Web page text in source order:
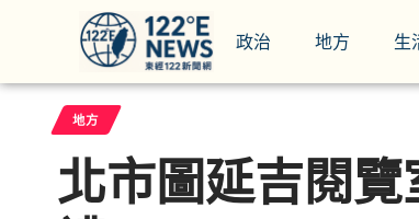
政治 地方 生
地方
北市圖延吉閱